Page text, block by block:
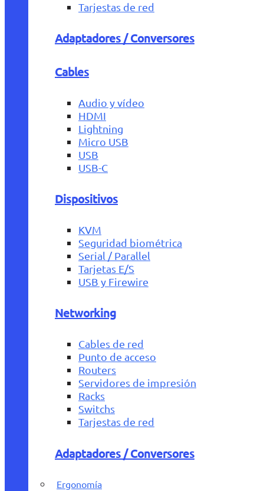
Tarjestas de red
Adaptadores / Conversores
Cables
Audio y vídeo
HDMI
Lightning
Micro USB
USB
USB-C
Dispositivos
KVM
Seguridad biométrica
Serial / Parallel
Tarjetas E/S
USB y Firewire
Networking
Cables de red
Punto de acceso
Routers
Servidores de impresión
Racks
Switchs
Tarjestas de red
Adaptadores / Conversores
Ergonomía